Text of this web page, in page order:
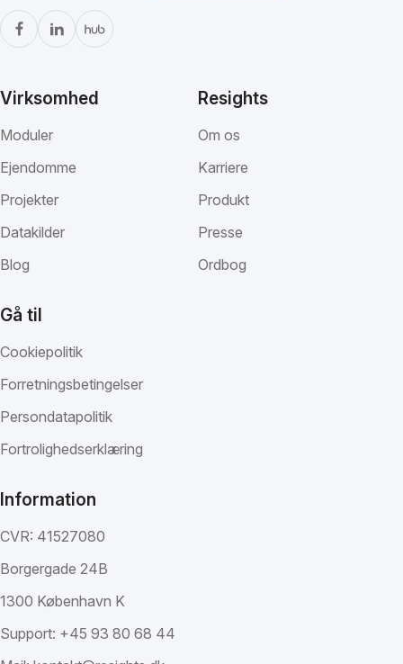
Virksomhed
Moduler
Ejendomme
Projekter
Datakilder
Blog
Resights
Om os
Karriere
Produkt
Presse
Ordbog
Gå til
Cookiepolitik
Forretningsbetingelser
Persondatapolitik
Fortrolighedserklæring
Information
CVR: 41527080
Borgergade 24B
1300 København K
Support: +45 93 80 68 44